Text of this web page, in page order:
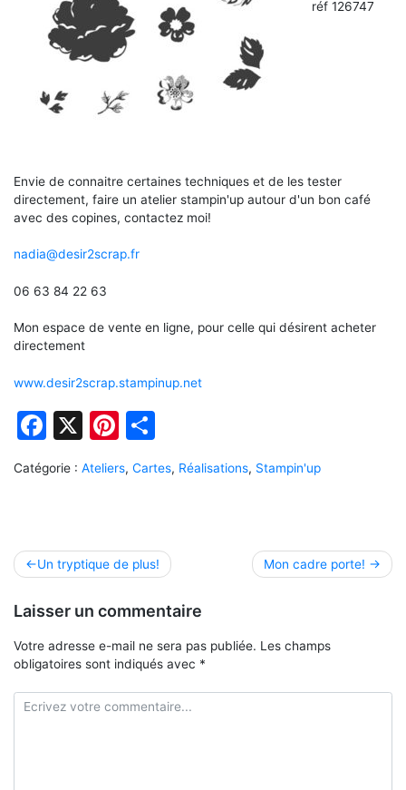
réf 126747
Envie de connaitre certaines techniques et de les tester
directement, faire un atelier stampin'up autour d'un bon café
avec des copines, contactez moi!
nadia@desir2scrap.fr
06 63 84 22 63
Mon espace de vente en ligne, pour celle qui désirent acheter
directement
www.desir2scrap.stampinup.net
Facebook
X Pinterest
Catégorie : Ateliers, Cartes, Réalisations, Stampin'up
Navigation
l’article
Un tryptique de plus! Mon cadre porte!
Laisser un commentaire
Votre adresse e-mail ne sera pas publiée. Les champs
obligatoires sont indiqués avec *